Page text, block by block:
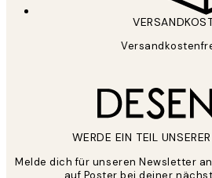
WERDE EIN TEIL
Melde dich für unseren Newsletter
auf Poster bei deiner